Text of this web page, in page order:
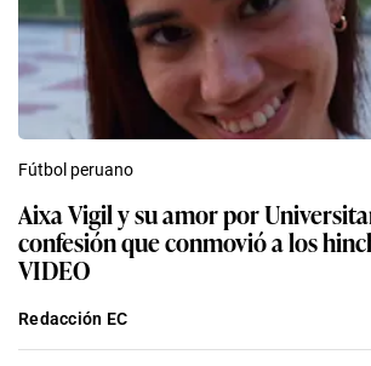
Fútbol peruano
Aixa Vigil y su amor por
confesión que conmovió a los
VIDEO
Redacción EC